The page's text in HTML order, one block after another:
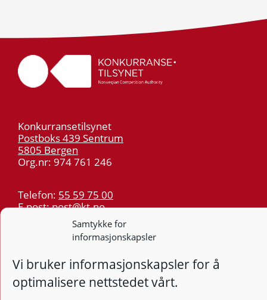
Samtykke for
informasjonskapsler
Vi bruker informasjonskapsler for å
optimalisere nettstedet vårt.
Konkurransetilsynet
Postboks 439 Sentrum
5805 Bergen
Org.nr: 974 761 246
Telefon: 55 59 75 00
E-post:post@kt.no
Nyhetsvarsel >>
Personvern
Tilgjengelighetserklæring